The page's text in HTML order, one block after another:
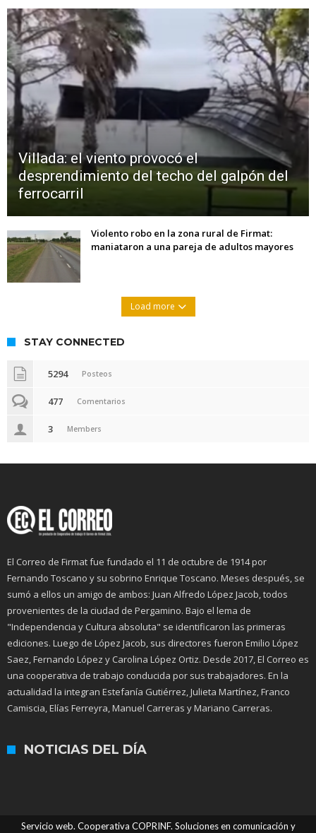
Villada: el viento provocó el
desprendimiento del techo del galpón del
ferrocarril
Violento robo en la zona rural de Firmat:
maniataron a una pareja de adultos mayores
Load more
STAY CONNECTED
5294 Posteos
477 Comentarios
3 Members
El Correo de Firmat fue fundado el 11 de octubre de 1914 por
Fernando Toscano y su sobrino Enrique Toscano. Meses después, se
sumó a ellos un amigo de ambos: Juan Alfredo López Jacob, todos
provenientes de la ciudad de Pergamino. Bajo el lema de
"Independencia y Cultura absoluta" se identificaron las primeras
ediciones. Luego de López Jacob, sus directores fueron Emilio López
Saez, Fernando López y Carolina López Ortiz. Desde 2017, El Correo es
una cooperativa de trabajo conducida por sus trabajadores. En la
actualidad la integran Estefanía Gutiérrez, Julieta Martínez, Franco
Camiscia, Elías Ferreyra, Manuel Carreras y Mariano Carreras.
NOTICIAS DEL DÍA
Servicio web. Cooperativa COPRINF. Soluciones en comunicación y